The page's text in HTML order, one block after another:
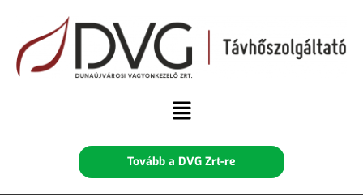
Tovább a DVG Zrt-re